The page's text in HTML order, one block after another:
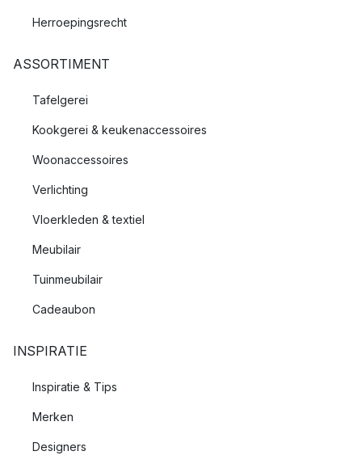
Herroepingsrecht
ASSORTIMENT
Tafelgerei
Kookgerei & keukenaccessoires
Woonaccessoires
Verlichting
Vloerkleden & textiel
Meubilair
Tuinmeubilair
Cadeaubon
INSPIRATIE
Inspiratie & Tips
Merken
Designers